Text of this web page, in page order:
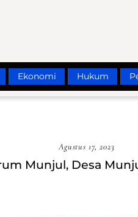
Ekonomi Hukum
Agustus 17, 2023
Munjul, Desa